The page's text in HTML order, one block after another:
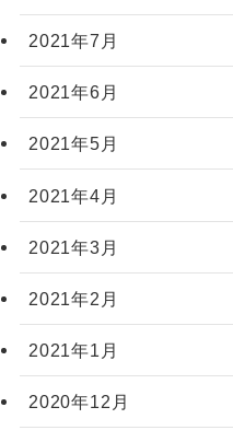
2021年7月
2021年6月
2021年5月
2021年4月
2021年3月
2021年2月
2021年1月
2020年12月